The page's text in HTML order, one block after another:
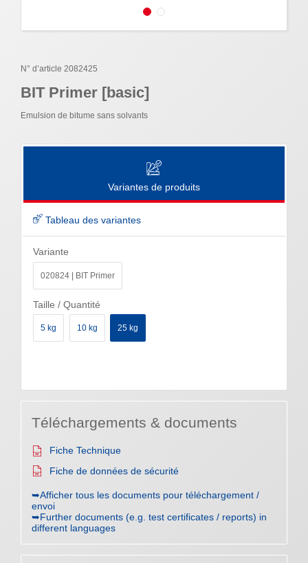
N° d’article 2082425
BIT Primer [basic]
Emulsion de bitume sans solvants
Variantes de produits
Tableau des variantes
Variante
020824 | BIT Primer
Taille / Quantité
5 kg 10 kg 25 kg
Téléchargements & documents
Fiche Technique
Fiche de données de sécurité
➥Afficher tous les documents pour téléchargement /
envoi
➥Further documents (e.g. test certificates / reports) in
different languages